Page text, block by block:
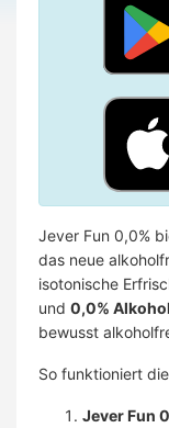
Jever Fun 0,0%
das neue
isotonische
und 0,0% Alkohol
bewusst
So funktioniert
Jever Fun